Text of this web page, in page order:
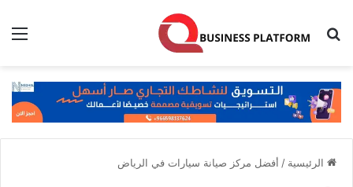
بحث عن
الرئيسية / أفضل مركز صيانة سيارات في الرياض